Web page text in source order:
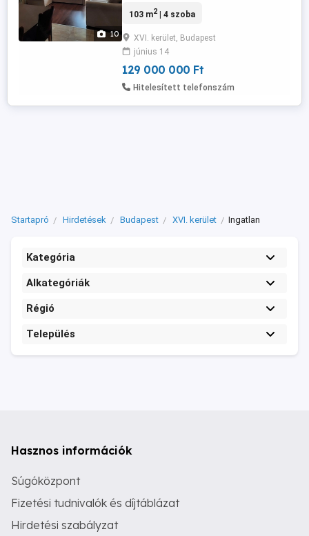
10
utcában, tehermentes, 103 m2-es,
világos, tágas lakás (házrész). Társasházi
jelleg, egy szomszéddal. A lakáshoz
tartozik saját használatú 7 m2-es pince,
103 m2| 4 szoba
XVI. kerület, Budapest
június 14
129 000 000 Ft
Hitelesített telefonszám
Startapró Hirdetések Budapest XVI. kerület Ingatlan
Kategória
Alkategóriák
Régió
Település
Hasznos információk
Súgóközpont
Fizetési tudnivalók és díjtáblázat
Hirdetési szabályzat